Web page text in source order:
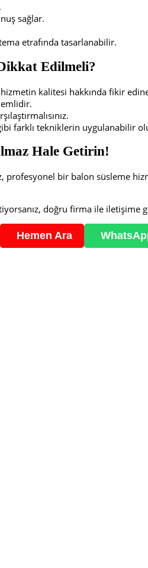
sağlar.
etrafında tasarlanabilir.
Edilmeli?
hizmetin kalitesi hakkında fikir
farklı tekniklerin uygulanabilir
Hale Getirin!
bir balon süsleme
doğru firma ile iletişime
Hemen Ara